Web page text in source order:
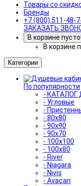
Товары со
Бренды
+7 (800) 511-48-
ЗАКАЗАТЬ
В корзине пусто!
В корзине
Категории
По популярности
-
- Угловые
-
- 80x80
- 90x90
- 90x70
- 100x100
- 100x80
- River
- Niagara
- Nivis
- Avacan